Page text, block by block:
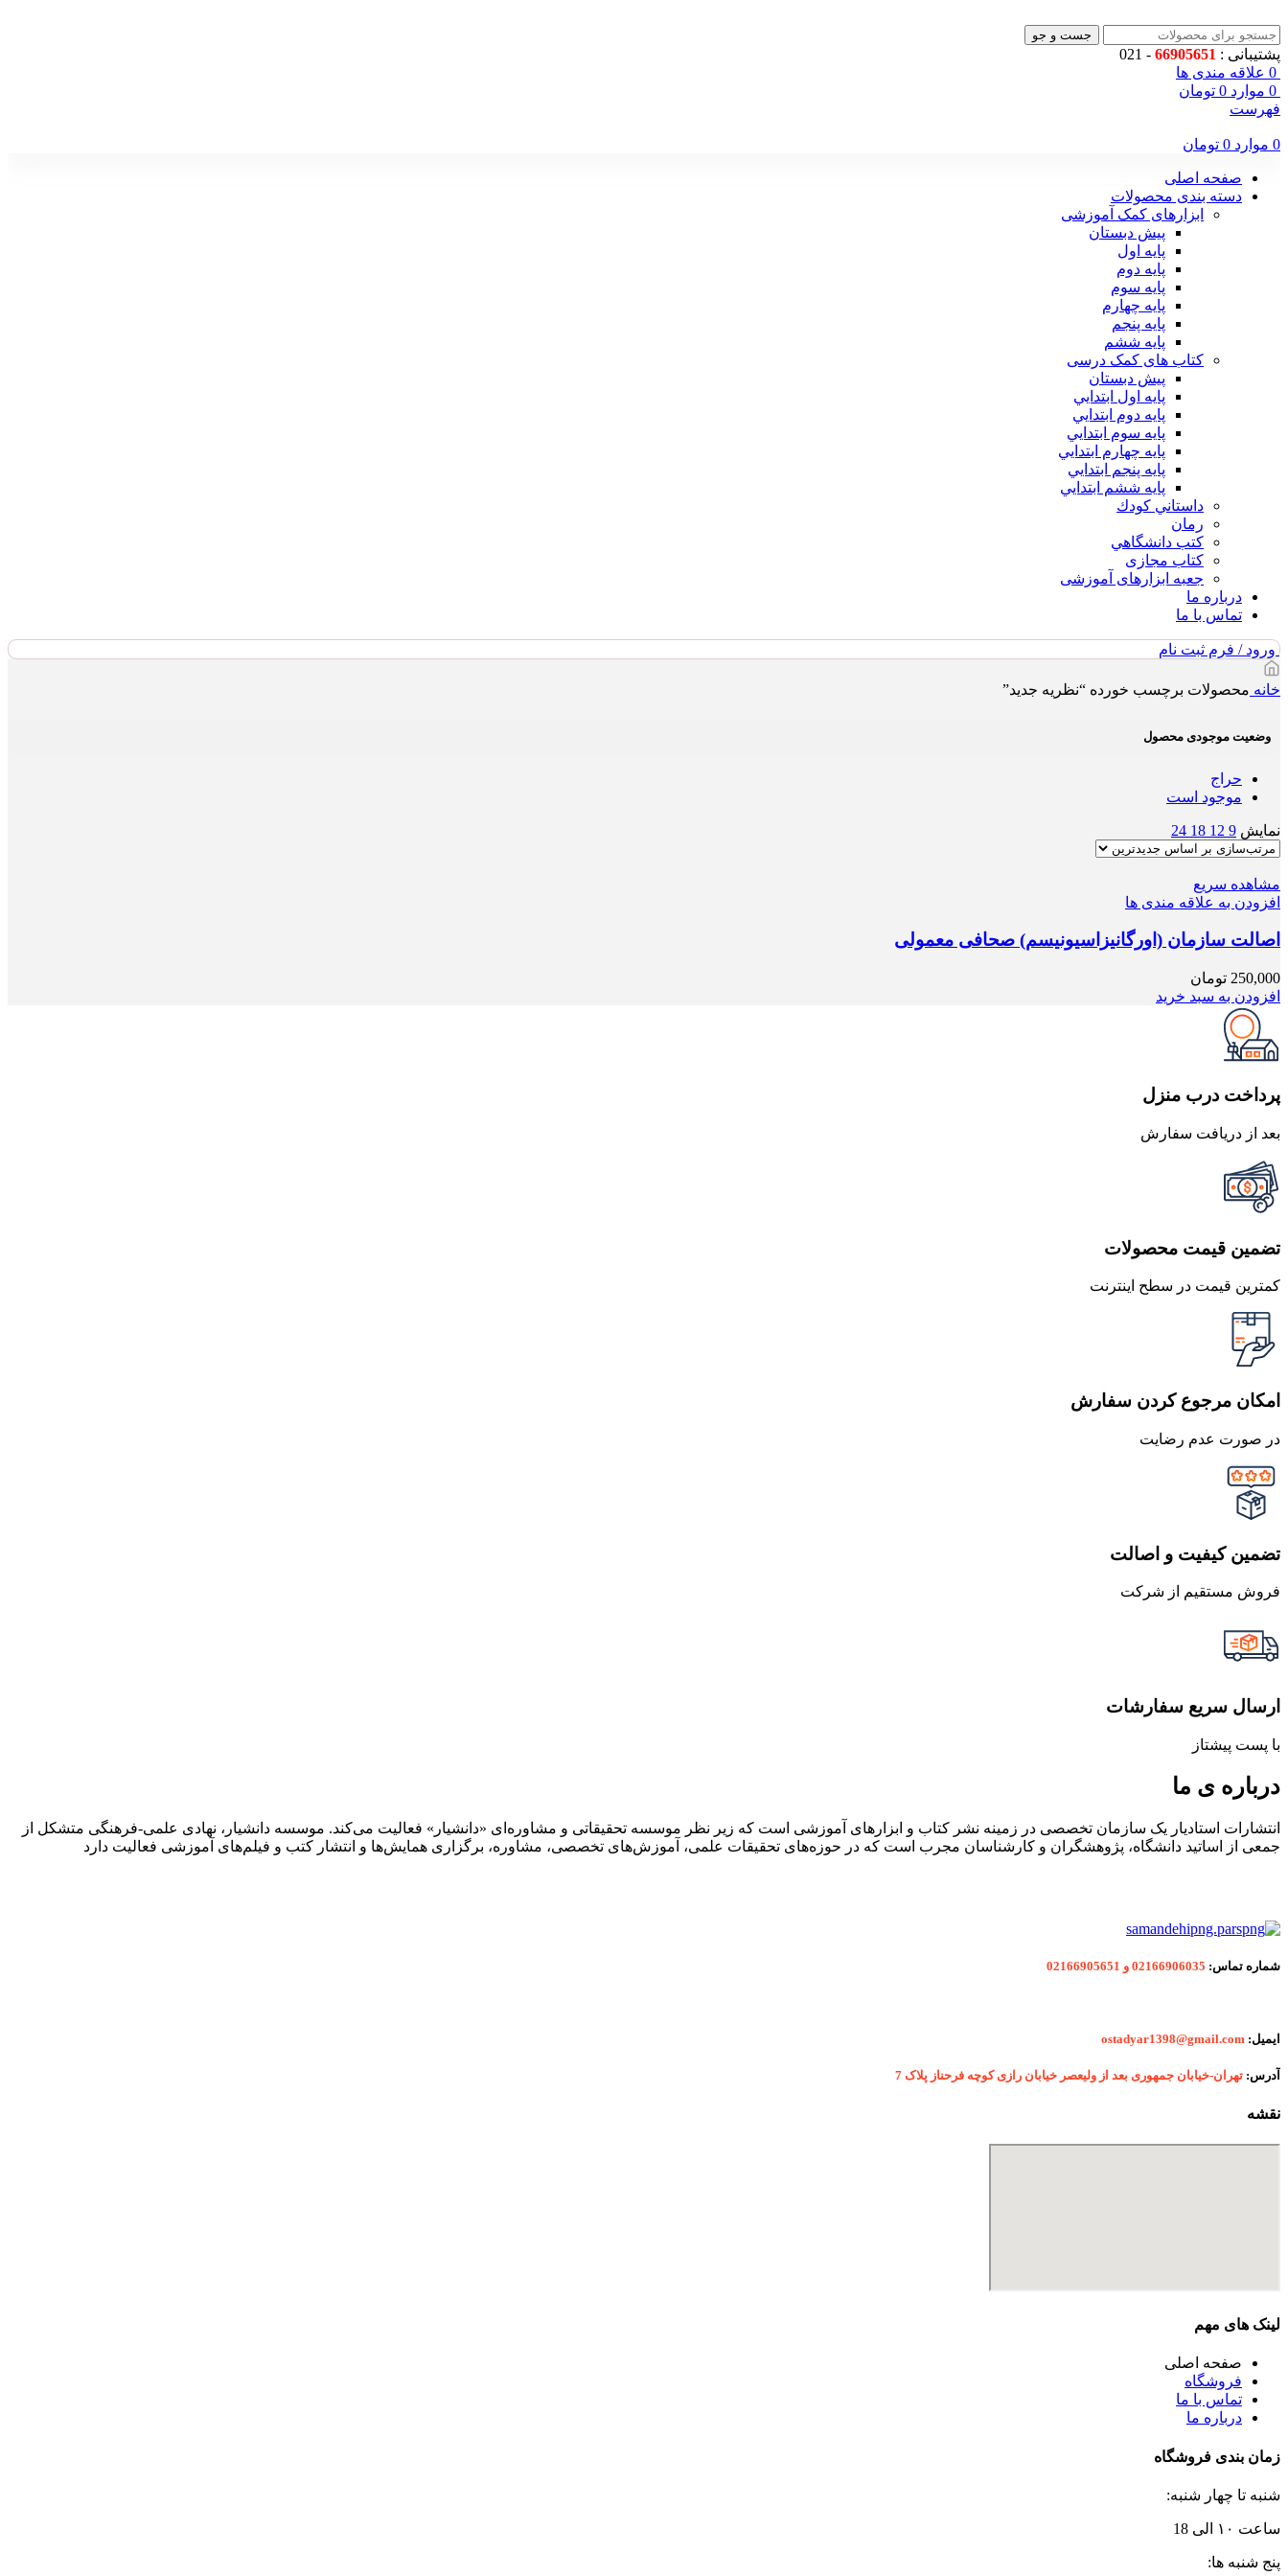
جست و جو
پشتیبانی : 66905651
- 021
0 علاقه مندی ها
0 موارد 0 تومان
فهرست
0 موارد 0 تومان
صفحه اصلی
دسته بندی محصولات
ابزارهای کمک آموزشی
پیش دبستان
پایه اول
پایه دوم
پایه سوم
پایه چهارم
پايه پنجم
پایه ششم
کتاب های کمک درسی
پیش دبستان
پايه اول ابتدايي
پايه دوم ابتدايي
پايه سوم ابتدايي
پايه چهارم ابتدايي
پايه پنجم ابتدايي
پايه ششم ابتدايي
داستاني كودك
رمان
كتب دانشگاهي
کتاب مجازی
جعبه ابزارهای آموزشی
درباره ما
تماس با ما
ورود / فرم ثبت نام
خانه محصولات برچسب خورده “نظریه جدید”
وضعیت موجودی محصول
حراج
موجود است
نمایش 9
12
18
24
مشاهده سریع
افزودن به علاقه مندی ها
اصالت سازمان (اورگانیزاسیونیسم) صحافی معمولی
250,000 تومان
افزودن به سبد خرید
پرداخت درب منزل
بعد از دریافت سفارش
تضمین قیمت محصولات
کمترین قیمت در سطح اینترنت
امکان مرجوع کردن سفارش
در صورت عدم رضایت
تضمین کیفیت و اصالت
فروش مستقیم از شرکت
ارسال سریع سفارشات
با پست پیشتاز
درباره ی ما
انتشارات استادیار یک سازمان تخصصی در زمینه نشر کتاب و ابزارهای آموزشی است که زیر نظر موسسه تحقیقاتی و مشاوره‌ای «دانشیار» فعالیت می‌کند. موسسه دانشیار، نهادی علمی-فرهنگی متشکل از
جمعی از اساتید دانشگاه، پژوهشگران و کارشناسان مجرب است که در حوزه‌های تحقیقات علمی، آموزش‌های تخصصی، مشاوره، برگزاری همایش‌ها و انتشار کتب و فیلم‌های آموزشی فعالیت دارد
شماره تماس: 02166906035 و 02166905651
ایمیل: ostadyar1398@gmail.com
آدرس: تهران-خیابان جمهوری بعد از ولیعصر خیابان رازی کوچه فرحناز پلاک 7
نقشه
لینک های مهم
صفحه اصلی
فروشگاه
تماس با ما
درباره ما
زمان بندی فروشگاه
شنبه تا چهار شنبه:
ساعت ۱۰ الی 18
پنج شنبه ها: